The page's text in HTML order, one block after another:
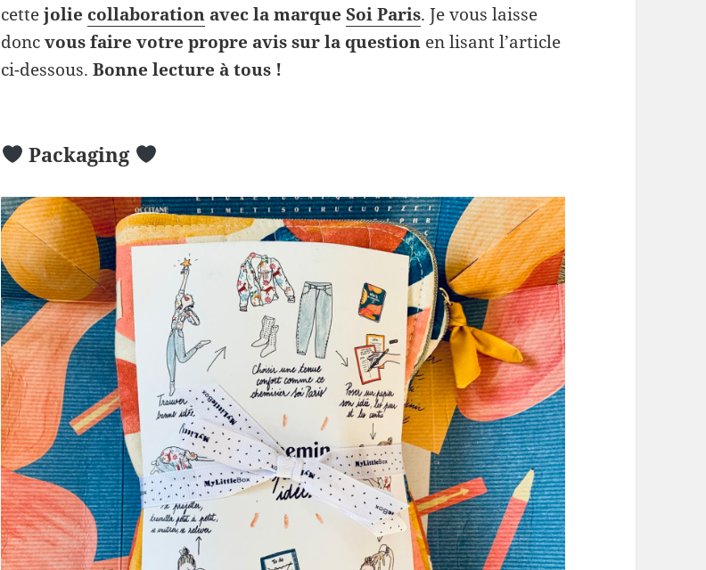
cettejolie collaboration avec la marqueSoi Paris. Je vous laisse
doncvous faire votre propre avis sur la question en lisant l’article
ci-dessous.Bonne lecture à tous !
Packaging